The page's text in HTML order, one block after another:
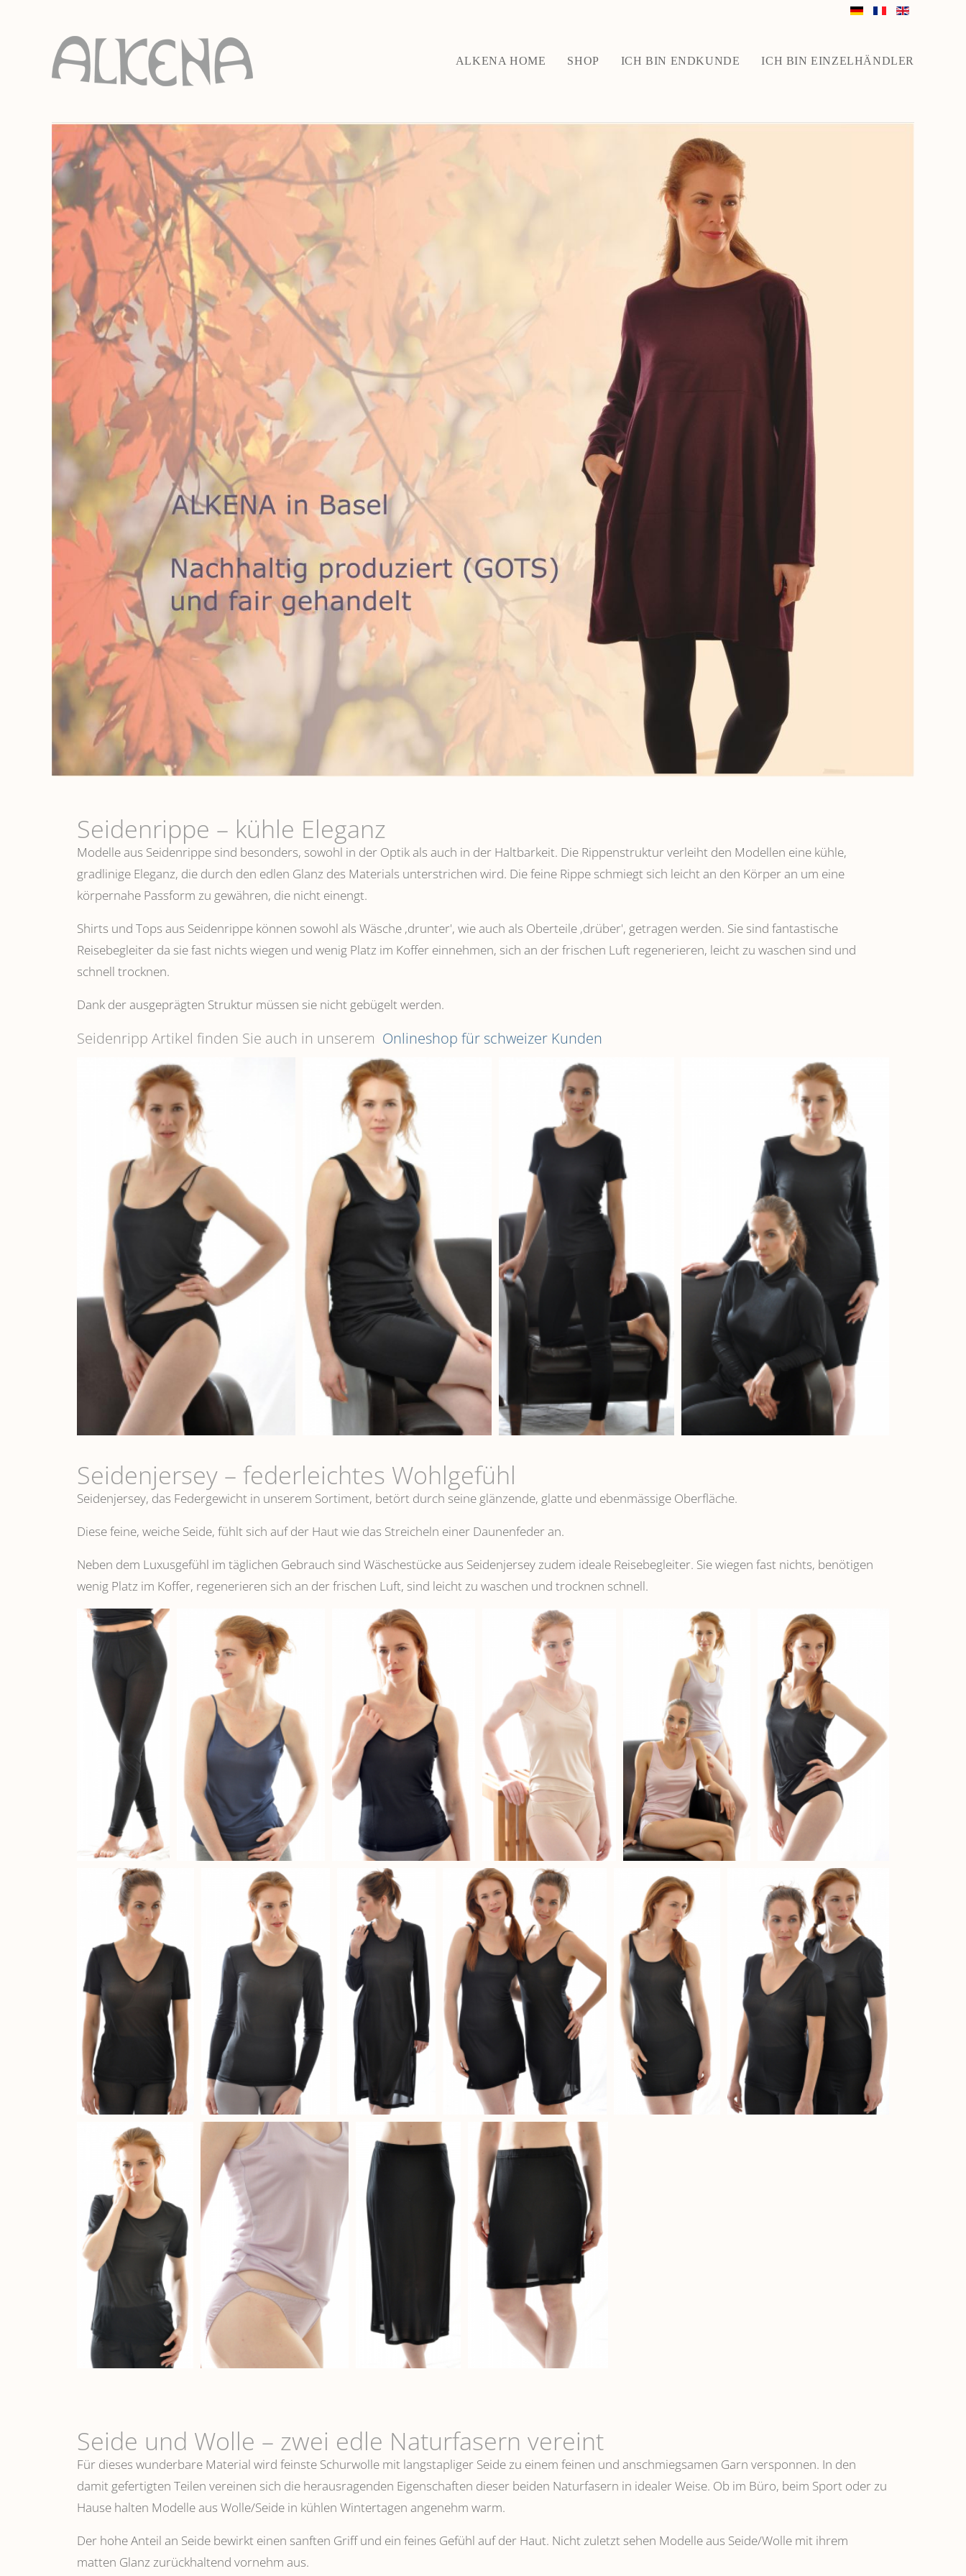
ALKENA HOME SHOP ICH BIN ENDKUNDE ICH BIN EINZELHÄNDLER
Seidenrippe­ – kühle Eleganz
Modelle aus Seidenrippe sind besonders, sowohl in der Optik als auch in der Haltbarkeit. Die Rippenstruktur verleiht den Modellen eine kühle,
gradlinige Eleganz, die durch den edlen Glanz des Materials unterstrichen wird. Die feine Rippe schmiegt sich leicht an den Körper an um eine
körpernahe Passform zu gewähren, die nicht einengt.
Shirts und Tops aus Seidenrippe können sowohl als Wäsche ,drunter', wie auch als Oberteile ‚drüber', getragen werden. Sie sind fantastische
Reisebegleiter da sie fast nichts wiegen und wenig Platz im Koffer einnehmen, sich an der frischen Luft regenerieren, leicht zu waschen sind und
schnell trocknen.
Dank der ausgeprägten Struktur müssen sie nicht gebügelt werden.
Seidenripp Artikel finden Sie auch in unserem Onlineshop für schweizer Kunden
Seidenjersey – federleichtes Wohlgefühl
Seidenjersey, das Federgewicht in unserem Sortiment, betört durch seine glänzende, glatte und ebenmässige Oberfläche.
Diese feine, weiche Seide, fühlt sich auf der Haut wie das Streicheln einer Daunenfeder an.
Neben dem Luxusgefühl im täglichen Gebrauch sind Wäschestücke aus Seidenjersey zudem ideale Reisebegleiter. Sie wiegen fast nichts, benötigen
wenig Platz im Koffer, regenerieren sich an der frischen Luft, sind leicht zu waschen und trocknen schnell.
Seide und Wolle – zwei edle Naturfasern vereint
Für dieses wunderbare Material wird feinste Schurwolle mit langstapliger Seide zu einem feinen und anschmiegsamen Garn versponnen. In den
damit gefertigten Teilen vereinen sich die herausragenden Eigenschaften dieser beiden Naturfasern in idealer Weise. Ob im Büro, beim Sport oder zu
Hause halten Modelle aus Wolle/Seide in kühlen Wintertagen angenehm warm.
Der hohe Anteil an Seide bewirkt einen sanften Griff und ein feines Gefühl auf der Haut. Nicht zuletzt sehen Modelle aus Seide/Wolle mit ihrem
matten Glanz zurückhaltend vornehm aus.